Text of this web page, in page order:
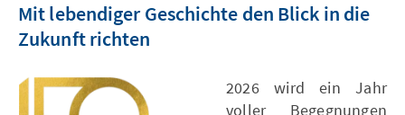
Mit lebendiger Geschichte den Blick in die
Zukunft richten
2026 wird ein Jahr
voller Begegnungen